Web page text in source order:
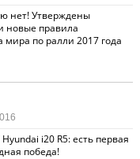
нет! Утверждены
новые правила
мира по ралли 2017 года
i20 R5: есть первая
победа!